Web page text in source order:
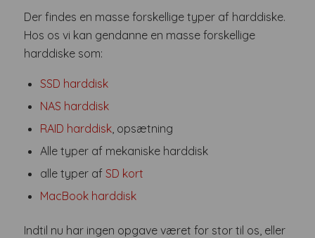
Der findes en masse forskellige typer af harddiske.
Hos os vi kan gendanne en masse forskellige
harddiske som:
SSD harddisk
NAS harddisk
RAID harddisk, opsætning
Alle typer af mekaniske harddisk
alle typer af SD kort
MacBook harddisk
Indtil nu har ingen opgave været for stor til os, eller